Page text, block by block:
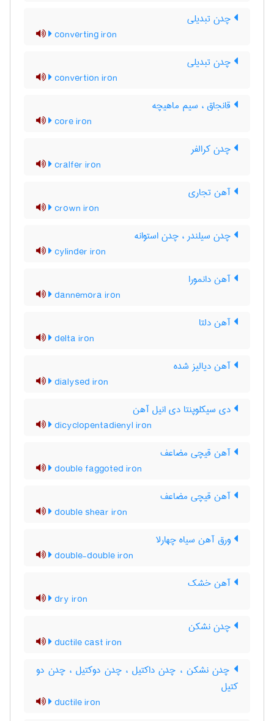
چدن تبدیلی
converting iron
چدن تبدیلی
convertion iron
قانجاق ، سیم ماهیچه
core iron
چدن کرالفر
cralfer iron
آهن تجاری
crown iron
چدن سیلندر ، چدن استوانه
cylinder iron
آهن دانمورا
dannemora iron
آهن دلتا
delta iron
آهن دیالیز شده
dialysed iron
دی سیکلوپنتا دی انیل آهن
dicyclopentadienyl iron
آهن قیچی مضاعف
double faggoted iron
آهن قیچی مضاعف
double shear iron
ورق آهن سیاه چهارلا
double-double iron
آهن خشک
dry iron
چدن نشکن
ductile cast iron
چدن نشکن ، چدن داکتیل ، چدن دوکتیل ، چدن دو
کتیل
ductile iron